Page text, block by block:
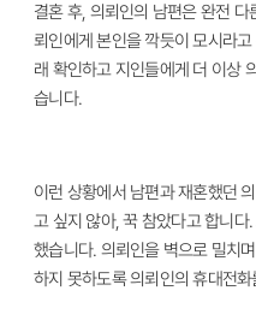
결혼 후, 의뢰인의 남편은 완전 다
뢰인에게 본인을 깍듯이 모시라고
래 확인하고 지인들에게 더 이상
습니다.
이런 상황에서 남편과 재혼했던
고 싶지 않아, 꾹 참았다고 합니다
했습니다. 의뢰인을 벽으로 밀치
하지 못하도록 의뢰인의 휴대전